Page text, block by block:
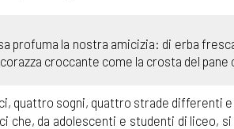
profuma la nostra amicizia: di erba
croccante come la crosta del pane
quattro sogni, quattro strade differenti
che, da adolescenti e studenti di liceo,